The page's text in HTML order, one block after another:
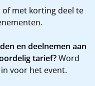
met korting deel te
en deelnemen aan
tarief?Word
voor het event.